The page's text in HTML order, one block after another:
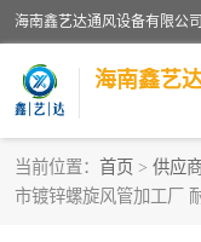
海南鑫艺
当前位置： 首页 > 供应
市镀锌螺旋风管加工厂
海南暖通工程